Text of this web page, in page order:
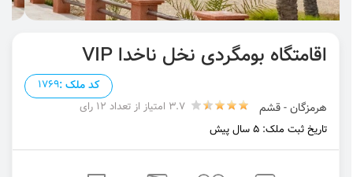
اقامتگاه بومگردی نخل ناخدا VIP
کد ملک :1769
هرمزگان - قشم
3.7 امتیاز از تعداد 12 رای
تاریخ ثبت ملک: 5 سال پیش